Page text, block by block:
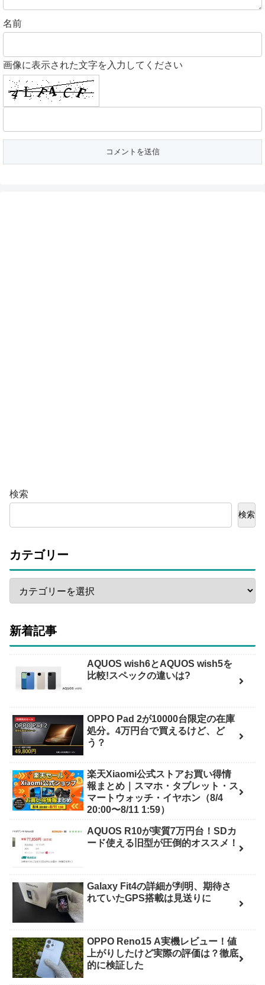
名前
画像に表示された文字を入力してください
検索
検索
カテゴリー
新着記事
AQUOS wish6とAQUOS wish5を
比較!スペックの違いは?
OPPO Pad 2が10000台限定の在庫
処分。4万円台で買えるけど、ど
う？
楽天Xiaomi公式ストアお買い得情
報まとめ｜スマホ・タブレット・ス
マートウォッチ・イヤホン（8/4
20:00〜8/11 1:59）
AQUOS R10が実質7万円台！SDカ
ード使える旧型が圧倒的オススメ！
Galaxy Fit4の詳細が判明、期待さ
れていたGPS搭載は見送りに
OPPO Reno15 A実機レビュー！値
上がりしたけど実際の評価は？徹底
的に検証した